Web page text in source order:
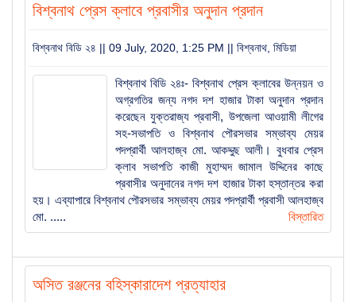
বিশ্বনাথ প্রেস ক্লাবে প্রবাসীর অনুদান প্রদান
বিশ্বনাথ বিডি ২৪ || 09 July, 2020, 1:25 PM || বিশ্বনাথ মিডিয়া
বিশ্বনাথ বিডি ২৪ঃ- বিশ্বনাথ প্রেস ক্লাবের উন্নয়ন ও
অগ্রগতির জন্য নগদ দশ হাজার টাকা অনুদান প্রদান
করেছেন যুক্তরাজ্য প্রবাসী, উপজেলা আওয়ামী লীগের
সহ-সভাপতি ও বিশ্বনাথ পৌরসভার সম্ভাব্য মেয়র
পদপ্রার্থী আলহাজ্ব মো. আকদ্দুছ আলী। বুধবার প্রেস
ক্লাব সভাপতি কাজী মুহাম্মদ জামাল উদ্দিনের কাছে
প্রবাসীর অনুদানের নগদ দশ হাজার টাকা হস্তান্তর করা
হয়। এব্যাপারে বিশ্বনাথ পৌরসভার সম্ভাব্য মেয়র পদপ্রার্থী প্রবাসী আলহাজ্ব
মো. .....
বিস্তারিত
অসিত রঞ্জনের বহিস্কারাদেশ প্রত্যাহার